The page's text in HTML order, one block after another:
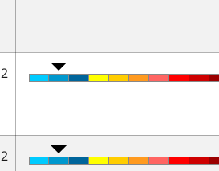
2
2